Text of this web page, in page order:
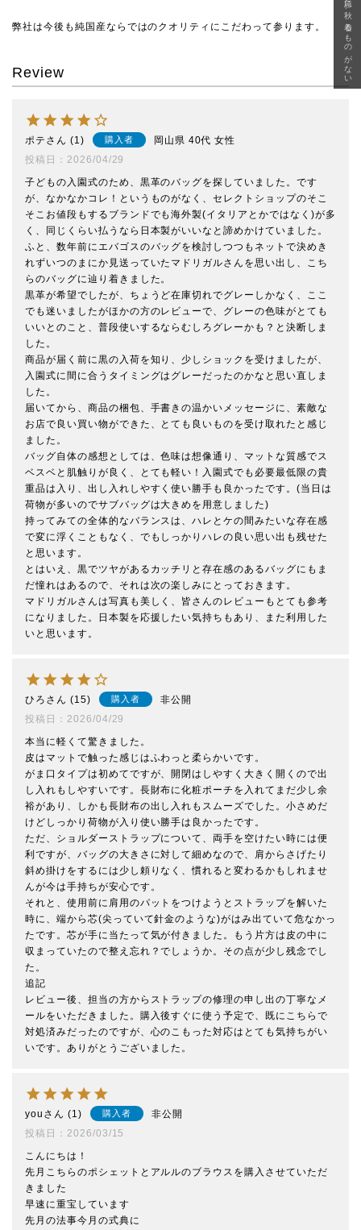
弊社は今後も純国産ならではのクオリティにこだわって参ります。
Review
ポテ 1 購入者 岡山県 40代 女性
投稿日
2026/04/29
子どもの入園式のため、黒革のバッグを探していました。です
が、なかなかコレ！というものがなく、セレクトショップのそこ
そこお値段もするブランドでも海外製(イタリアとかではなく)が多
く、同じくらい払うなら日本製がいいなと諦めかけていました。
ふと、数年前にエバゴスのバッグを検討しつつもネットで決めき
れずいつのまにか見送っていたマドリガルさんを思い出し、こち
らのバッグに辿り着きました。
黒革が希望でしたが、ちょうど在庫切れでグレーしかなく、ここ
でも迷いましたがほかの方のレビューで、グレーの色味がとても
いいとのこと、普段使いするならむしろグレーかも？と決断しま
した。
商品が届く前に黒の入荷を知り、少しショックを受けましたが、
入園式に間に合うタイミングはグレーだったのかなと思い直しま
した。
届いてから、商品の梱包、手書きの温かいメッセージに、素敵な
お店で良い買い物ができた、とても良いものを受け取れたと感じ
ました。
バッグ自体の感想としては、色味は想像通り、マットな質感でス
ベスベと肌触りが良く、とても軽い！入園式でも必要最低限の貴
重品は入り、出し入れしやすく使い勝手も良かったです。(当日は
荷物が多いのでサブバッグは大きめを用意しました)
持ってみての全体的なバランスは、ハレとケの間みたいな存在感
で変に浮くこともなく、でもしっかりハレの良い思い出も残せた
と思います。
とはいえ、黒でツヤがあるカッチリと存在感のあるバッグにもま
だ憧れはあるので、それは次の楽しみにとっておきます。
マドリガルさんは写真も美しく、皆さんのレビューもとても参考
になりました。日本製を応援したい気持ちもあり、また利用した
いと思います。
ひろ 15 購入者
非公開
投稿日
2026/04/29
本当に軽くて驚きました。
皮はマットで触った感じはふわっと柔らかいです。
がま口タイプは初めてですが、開閉はしやすく大きく開くので出
し入れもしやすいです。長財布に化粧ポーチを入れてまだ少し余
裕があり、しかも長財布の出し入れもスムーズでした。小さめだ
けどしっかり荷物が入り使い勝手は良かったです。
ただ、ショルダーストラップについて、両手を空けたい時には便
利ですが、バッグの大きさに対して細めなので、肩からさげたり
斜め掛けをするには少し頼りなく、慣れると変わるかもしれませ
んが今は手持ちが安心です。
それと、使用前に肩用のパットをつけようとストラップを解いた
時に、端から芯(尖っていて針金のような)がはみ出ていて危なかっ
たです。芯が手に当たって気が付きました。もう片方は皮の中に
収まっていたので整え忘れ？でしょうか。その点が少し残念でし
た。
追記
レビュー後、担当の方からストラップの修理の申し出の丁寧なメ
ールをいただきました。購入後すぐに使う予定で、既にこちらで
対処済みだったのですが、心のこもった対応はとても気持ちがい
いです。ありがとうございました。
you 1 購入者
非公開
投稿日
2026/03/15
こんにちは！
先月こちらのポシェットとアルルのブラウスを購入させていただ
きました
早速に重宝しています
先月の法事今月の式典に
急に秋、着るものがない